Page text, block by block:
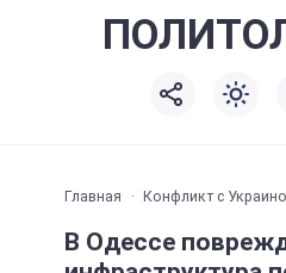
ПОЛИТО
Главная Конфликт с
В Одессе